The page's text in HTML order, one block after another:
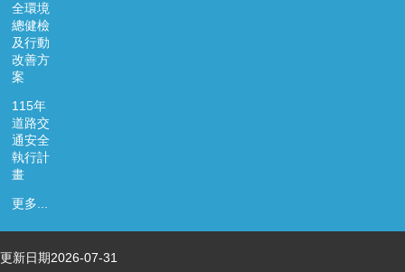
全環境
總健檢
及行動
改善方
案
115年
道路交
通安全
執行計
畫
更多...
更新日期2026-07-31